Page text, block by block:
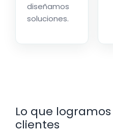
diseñamos
soluciones.
Lo que
clientes